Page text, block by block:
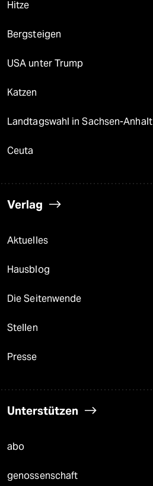
Hitze
Bergsteigen
USA unter Trump
Katzen
Landtagswahl in Sachsen-Anhalt
Ceuta
Verlag
Aktuelles
Hausblog
Die Seitenwende
Stellen
Presse
Unterstützen
abo
genossenschaft